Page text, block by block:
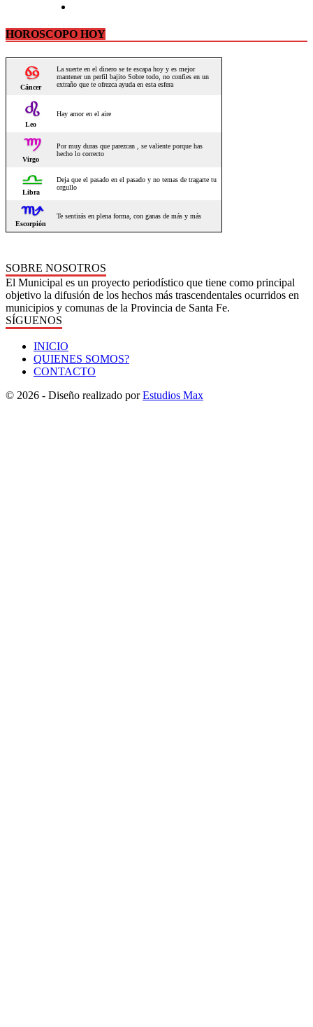
HOROSCOPO HOY
SOBRE NOSOTROS
El Municipal es un proyecto periodístico que tiene como principal
objetivo la difusión de los hechos más trascendentales ocurridos en
municipios y comunas de la Provincia de Santa Fe.
SÍGUENOS
INICIO
QUIENES SOMOS?
CONTACTO
© 2026 - Diseño realizado porEstudios Max